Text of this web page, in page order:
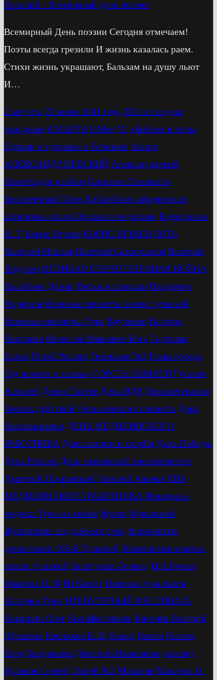
Василий - Всемирный день поэзии
Всемирный День поэзии Сегодня отмечаем!
Поэты всегда грезили И жизнь казалась раем.
Стихи жизнь украшают, Бальзам на душу льют
И…
2 августа 22 июня 1941 года 220 лет со дня
рождения 8 МАРТА 9 Мая Vf »Библия и отцы
Церкви о здоровье и болезнях Акция
АЛЕКСАНДР НЕВСКИЙ Алексин алерий
Виноградов альбом Баранова Елизавета
Бессмертный Полк Библейские афоризмы и
афоризмы отцов Церкви о медицине Бодрединов
В. Т. Бориc Играев БОРИС ИГРАЕВ БОТЬ
Валерий Маслов Валерий Савостьянов Валерий
Ходулин ВЕЛИКАЯ ОТЕЧЕСТВЕННАЯ ВОЙНА
Вилейчик Денис Витки и спирали Владимир
Родионов Военные связисты земли тульской
Военные связисты Тулы Вручение Встреча
Выставка Вячеслав Иванович Боть Гаденова
Елена Герой России Гимназия №3 Глава города
Год памяти и славы» ГОРСТЬ ПАМЯТИ Гусаков
Алексей Денис Гастев День ВДВ День ветеранов
боевых действий День военного связиста День
Космонавтики ДЕНЬ МЕДИЦИНСКОГО
РАБОТНИКА День памяти и скорби День Победы
День России День славянской письменности
Дмитрий Покровский Евгений Авилов ЕНЬ
МЕДИЦИНСКОГО РАБОТНИКА Женщины-
медики Тулы на войне Жуков Жуковский
Жуковский: из далёкого села Знаменитые
десантники 106-й Тульской Знаменитые моряки
земли тульской Золотухин Леонид И.А.Бунин
Иванова Н. Ф Из Книги Извечна духа маята
История Тулы ИТЕРАТУРНЫЙ ФЕСТИВАЛь
Каширин Олег Кинофестиваль Киселев Валерий
Юрьевич Клепиков В. И. Книга Книги Козлов
Егор Кондрашов Дмитрий Ивановича краевед
Куликов Сергей Лицей №2 Макаров Макаров Н.